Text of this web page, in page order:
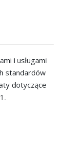
i usługami
standardów
dotyczące